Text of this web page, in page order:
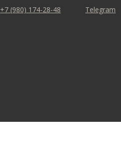
+7 (980) 174-28-48 Telegram